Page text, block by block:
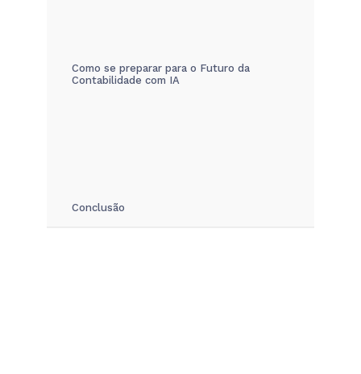
Como se preparar para o Futuro da
Contabilidade com IA
Conclusão